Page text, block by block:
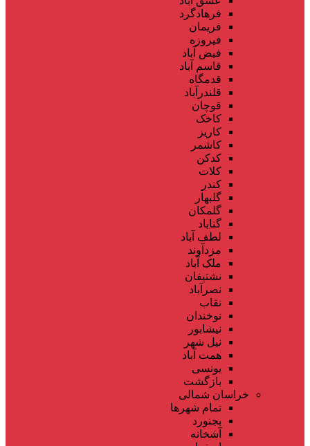
فرهادگرد
فریمان
فیروزه
فیض آباد
قاسم آباد
قدمگاه
قلندرآباد
قوچان
کاخک
کاریز
کاشمر
کدکن
کلات
کندر
گلبهار
گلمکان
گناباد
لطف آباد
مزدآوند
ملک آباد
نشتیفان
نصرآباد
نقاب
نوخندان
نیشابور
نیل شهر
همت آباد
یونسی
بازگشت
خراسان شمالی
تمام شهر‌ها
بجنورد
آشخانه